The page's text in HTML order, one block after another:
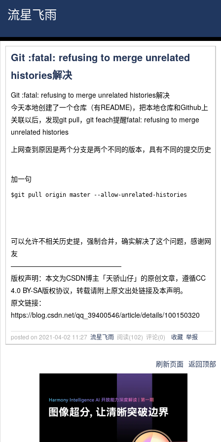
流星飞雨
Git :fatal: refusing to merge unrelated
histories解决
Git :fatal: refusing to merge unrelated histories解决
今天本地创建了一个仓库（有README)，把本地仓库和Github上
关联以后，发现git pull，git feach提醒fatal: refusing to merge
unrelated histories
上网查到原因是两个分支是两个不同的版本，具有不同的提交历史
加一句
可以允许不相关历史提，强制合并，确实解决了这个问题，感谢网
友
————————————————
版权声明：本文为CSDN博主「天骄山仔」的原创文章，遵循CC
4.0 BY-SA版权协议，转载请附上原文出处链接及本声明。
原文链接：
https://blog.csdn.net/qq_39400546/article/details/100150320
posted on 2021-04-02 11:27 流星飞雨 阅读(102) 评论(0) 收藏 举报
刷新页面 返回顶部